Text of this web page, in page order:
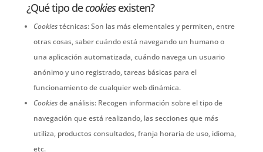
¿Qué tipo decookiesexisten?
Cookiestécnicas: Son las más elementales y permiten, entre
otras cosas, saber cuándo está navegando un humano o
una aplicación automatizada, cuándo navega un usuario
anónimo y uno registrado, tareas básicas para el
funcionamiento de cualquier web dinámica.
Cookiesde análisis: Recogen información sobre el tipo de
navegación que está realizando, las secciones que más
utiliza, productos consultados, franja horaria de uso, idioma,
etc.